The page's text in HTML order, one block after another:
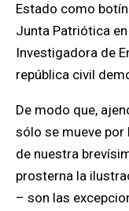
Estado como
Junta Patriótica
Investigadora de
república civil
De modo que,
sólo se mueve
de nuestra
prosterna la
– son las